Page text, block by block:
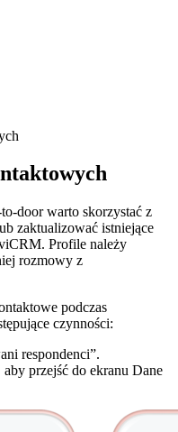
door warto skorzystać z
zaktualizować istniejące
Profile należy
rozmowy z
podczas
czynności:
respondenci”.
przejść do ekranu Dane